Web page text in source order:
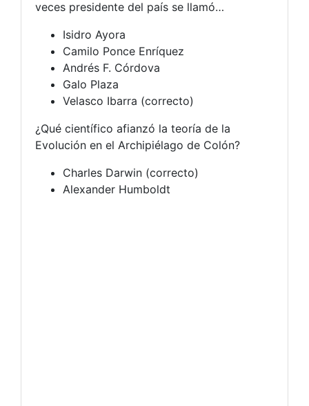
veces presidente del país se llamó…
Isidro Ayora
Camilo Ponce Enríquez
Andrés F. Córdova
Galo Plaza
Velasco Ibarra (correcto)
¿Qué científico afianzó la teoría de la
Evolución en el Archipiélago de Colón?
Charles Darwin (correcto)
Alexander Humboldt